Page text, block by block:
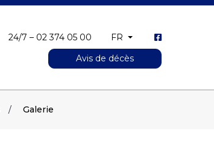
24/7 – 02 374 05 00
FR
Avis de décès
Galerie